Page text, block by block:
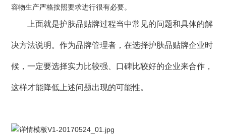
容物生产严格按照要求进行很有必要。
上面就是护肤品贴牌过程当中常见的问题和具体的解
决方法说明。作为品牌管理者，在选择护肤品贴牌企业时
候，一定要选择实力比较强、口碑比较好的企业来合作，
这样才能降低上述问题出现的可能性。